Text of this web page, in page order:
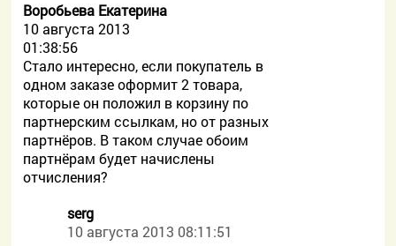
Воробьева Екатерина
10 августа 2013
01:38:56
Стало интересно, если покупатель в
одном заказе оформит 2 товара,
которые он положил в корзину по
партнерским ссылкам, но от разных
партнёров. В таком случае обоим
партнёрам будет начислены
отчисления?
serg
10 августа 2013 08:11:51